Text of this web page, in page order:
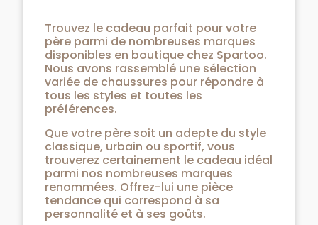
Trouvez le cadeau parfait pour votre
père parmi de nombreuses marques
disponibles en boutique chez Spartoo.
Nous avons rassemblé une sélection
variée de chaussures pour répondre à
tous les styles et toutes les
préférences.
Que votre père soit un adepte du style
classique, urbain ou sportif, vous
trouverez certainement le cadeau idéal
parmi nos nombreuses marques
renommées. Offrez-lui une pièce
tendance qui correspond à sa
personnalité et à ses goûts.